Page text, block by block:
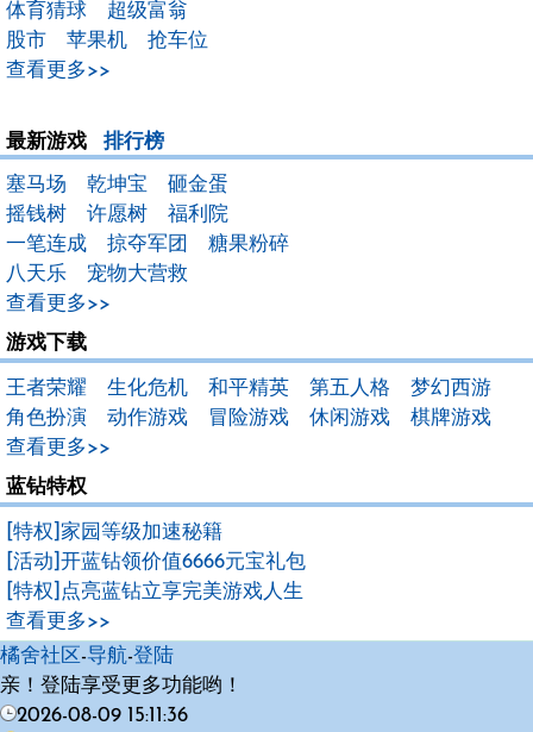
体育猜球
超级富翁
股市
苹果机
抢车位
查看更多>>
最新游戏 排行榜
塞马场 乾坤宝
砸金蛋
摇钱树
许愿树
福利院
一笔连成
掠夺军团
糖果粉碎
八天乐
宠物大营救
查看更多>>
游戏下载
王者荣耀 生化危机 和平精英 第五人格
梦幻西游
角色扮演
动作游戏 冒险游戏 休闲游戏
棋牌游戏
查看更多>>
蓝钻特权
[特权]家园等级加速秘籍
[活动]开蓝钻领价值6666元宝礼包
[特权]点亮蓝钻立享完美游戏人生
查看更多>>
橘舍社区 -导航-登陆
亲！登陆享受更多功能哟！
2026-08-09 15:11:36